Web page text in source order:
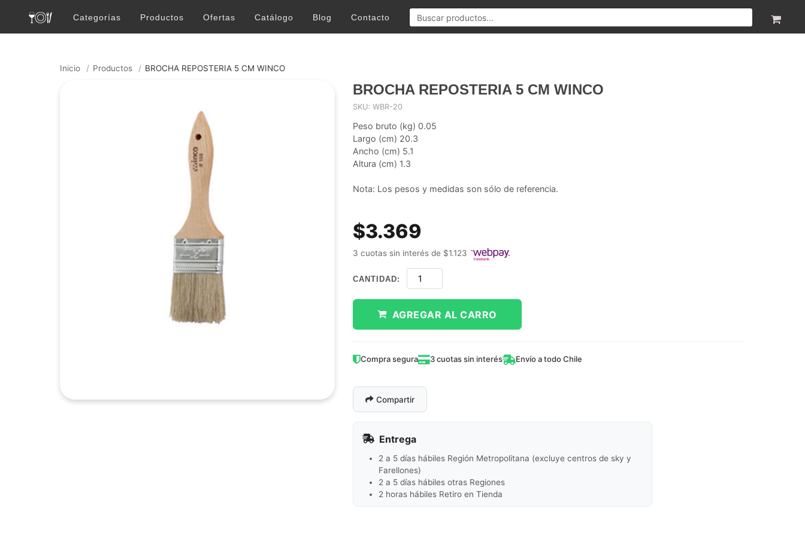
Categorías Productos Ofertas Catálogo Blog Contacto
Inicio / Productos / BROCHA REPOSTERIA 5 CM WINCO
BROCHA REPOSTERIA 5 CM WINCO
SKU: WBR-20
Peso bruto (kg) 0.05
Largo (cm) 20.3
Ancho (cm) 5.1
Altura (cm) 1.3
Nota: Los pesos y medidas son sólo de referencia.
$3.369
3 cuotas sin interés de $1.123
CANTIDAD:
AGREGAR AL CARRO
Compra segura 3 cuotas sin interés Envío a todo Chile
Compartir
Entrega
2 a 5 días hábiles Región Metropolitana (excluye centros de sky y
Farellones)
2 a 5 días hábiles otras Regiones
2 horas hábiles Retiro en Tienda